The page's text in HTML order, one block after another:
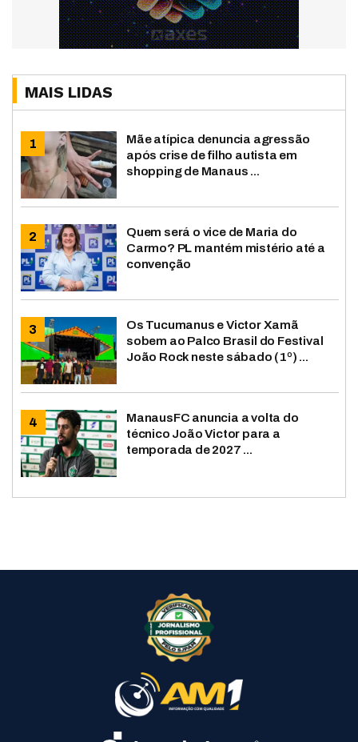
MAIS LIDAS
Mãe atípica denuncia agressão
após crise de filho autista em
shopping de Manaus ...
Quem será o vice de Maria do
Carmo? PL mantém mistério até a
convenção
Os Tucumanus e Victor Xamã
sobem ao Palco Brasil do Festival
João Rock neste sábado (1º) ...
ManausFC anuncia a volta do
técnico João Victor para a
temporada de 2027 ...